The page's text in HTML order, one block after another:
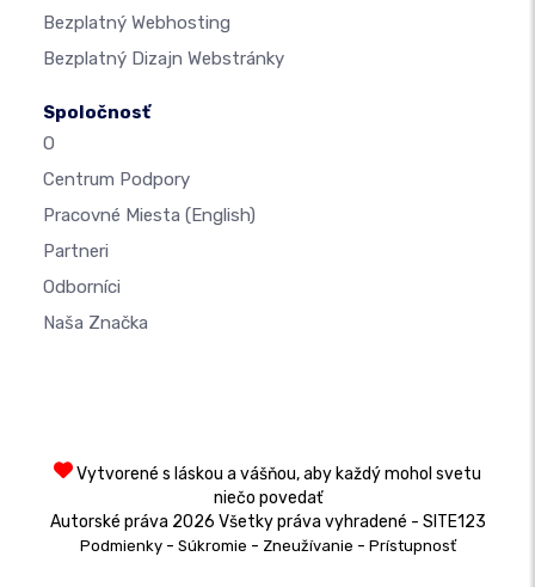
Bezplatný Webhosting
Bezplatný Dizajn Webstránky
Spoločnosť
O
Centrum Podpory
Pracovné Miesta (English)
Partneri
Odborníci
Naša Značka
Vytvorené s láskou a vášňou, aby každý mohol svetu
niečo povedať
Autorské práva 2026 Všetky práva vyhradené - SITE123
Podmienky- Súkromie - Zneužívanie - Prístupnosť